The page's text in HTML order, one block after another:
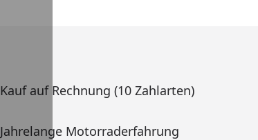
Kauf auf Rechnung (10 Zahlarten)
Jahrelange Motorraderfahrung